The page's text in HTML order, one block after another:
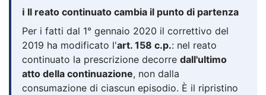
ℹ️ Il reato continuato cambia il punto di partenza
Per i fatti dal 1° gennaio 2020 il correttivo del
2019 ha modificato l'art. 158 c.p.: nel reato
continuato la prescrizione decorre dall'ultimo
atto della continuazione, non dalla
consumazione di ciascun episodio. È il ripristino